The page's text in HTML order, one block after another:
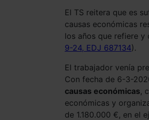
El TS reitera que es
causas económicas
los años que refiere
9-24, EDJ 687134).
El trabajador venía
Con fecha de 6-3-
causas económicas,
económicas y
de 1.180.000 €, en el